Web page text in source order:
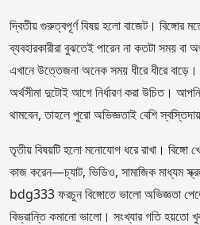
দ্বিতীয় গুরুত্বপূর্ণ বিষয় হলো বাজেট। বিঙ্গোর
ব্যবহারকারীরা বুঝতেই পারেন না কতটা সময় বা
এখানে উত্তেজনা অনেক সময় ধীরে ধীরে
অর্থসীমা দুটোই আগে নির্ধারণ করা উচিত।
থামবেন, তাহলে পুরো অভিজ্ঞতাই বেশি
তৃতীয় বিষয়টি হলো মনোযোগ ধরে রাখা।
কাজ করেন—চ্যাট, ভিডিও, সামাজিক মাধ্যম
bdg333 ফরচুন বিঙ্গোতে ভালো অভিজ্ঞতা
বিভ্রান্তি কমানো ভালো। সংখ্যার গতি হয়তো